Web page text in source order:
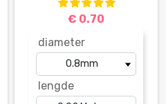
€ 0.70
diameter
lengde